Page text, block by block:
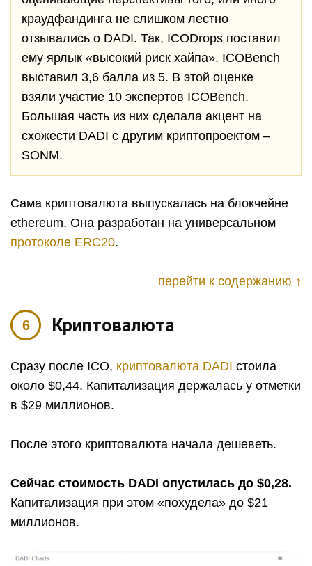
краудфандинга не слишком лестно
отзывались о DADI. Так, ICODrops поставил
ему ярлык «высокий риск хайпа». ICOBench
выставил 3,6 балла из 5. В этой оценке
взяли участие 10 экспертов ICOBench.
Большая часть из них сделала акцент на
схожести DADI с другим криптопроектом –
SONM.
Сама криптовалюта выпускалась на блокчейне
ethereum. Она разработан на универсальном
протоколе ERC20.
перейти к содержанию ↑
Криптовалюта
Сразу после ICO, криптовалюта DADI стоила
около $0,44. Капитализация держалась у отметки
в $29 миллионов.
После этого криптовалюта начала дешеветь.
Сейчас стоимость DADI опустилась до $0,28.
Капитализация при этом «похудела» до $21
миллионов.